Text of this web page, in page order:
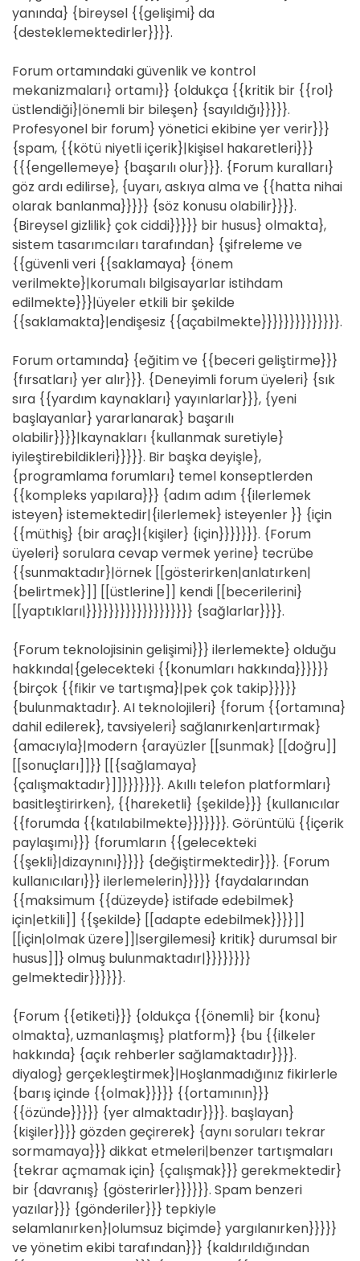
yanında} {bireysel {{gelişimi} da
{desteklemektedirler}}}}.
Forum ortamındaki güvenlik ve kontrol
mekanizmaları} ortamı}} {oldukça {{kritik bir {{rol}
üstlendiği}|önemli bir bileşen} {sayıldığı}}}}}.
Profesyonel bir forum} yönetici ekibine yer verir}}}
{spam, {{kötü niyetli içerik}|kişisel hakaretleri}}}
{{{engellemeye} {başarılı olur}}}. {Forum kuralları}
göz ardı edilirse}, {uyarı, askıya alma ve {{hatta nihai
olarak banlanma}}}}} {söz konusu olabilir}}}}.
{Bireysel gizlilik} çok ciddi}}}}} bir husus} olmakta},
sistem tasarımcıları tarafından} {şifreleme ve
{{güvenli veri {{saklamaya} {önem
verilmekte}|korumalı bilgisayarlar istihdam
edilmekte}}}|üyeler etkili bir şekilde
{{saklamakta}|endişesiz {{açabilmekte}}}}}}}}}}}}}}.
Forum ortamında} {eğitim ve {{beceri geliştirme}}}
{fırsatları} yer alır}}}. {Deneyimli forum üyeleri} {sık
sıra {{yardım kaynakları} yayınlarlar}}}, {yeni
başlayanlar} yararlanarak} başarılı
olabilir}}}}|kaynakları {kullanmak suretiyle}
iyileştirebildikleri}}}}}. Bir başka deyişle},
{programlama forumları} temel konseptlerden
{{kompleks yapılara}}} {adım adım {{ilerlemek
isteyen} istemektedir|{ilerlemek} isteyenler }} {için
{{müthiş} {bir araç}|{kişiler} {için}}}}}}}. {Forum
üyeleri} sorulara cevap vermek yerine} tecrübe
{{sunmaktadır}|örnek [[gösterirken|anlatırken|
{belirtmek}]] [[üstlerine]] kendi [[becerilerini}
[[yaptıkları|}}}}}}}}}}}}}}}}}}} {sağlarlar}}}}.
{Forum teknolojisinin gelişimi}}} ilerlemekte} olduğu
hakkında|{gelecekteki {{konumları hakkında}}}}}}
{birçok {{fikir ve tartışma}|pek çok takip}}}}}
{bulunmaktadır}. AI teknolojileri} {forum {{ortamına}
dahil edilerek}, tavsiyeleri} sağlanırken|artırmak}
{amacıyla}|modern {arayüzler [[sunmak} [[doğru]]
[[sonuçları]]}} [[{sağlamaya}
{çalışmaktadır}]]}}}}}}}. Akıllı telefon platformları}
basitleştirirken}, {{hareketli} {şekilde}}} {kullanıcılar
{{forumda {{katılabilmekte}}}}}}}. Görüntülü {{içerik
paylaşımı}}} {forumların {{gelecekteki
{{şekli}|dizaynını}}}}} {değiştirmektedir}}}. {Forum
kullanıcıları}}} ilerlemelerin}}}}} {faydalarından
{{maksimum {{düzeyde} istifade edebilmek}
için|etkili]] {{şekilde} [[adapte edebilmek}}}}]]
[[için|olmak üzere]]|sergilemesi} kritik} durumsal bir
husus]]} olmuş bulunmaktadır|}}}}}}}}
gelmektedir}}}}}}.
{Forum {{etiketi}}} {oldukça {{önemli} bir {konu}
olmakta}, uzmanlaşmış} platform}} {bu {{ilkeler
hakkında} {açık rehberler sağlamaktadır}}}}.
diyalog} gerçekleştirmek}|Hoşlanmadığınız fikirlerle
{barış içinde {{olmak}}}}} {{ortamının}}}
{{özünde}}}}} {yer almaktadır}}}}. başlayan}
{kişiler}}}} gözden geçirerek} {aynı soruları tekrar
sormamaya}}} dikkat etmeleri|benzer tartışmaları
{tekrar açmamak için} {çalışmak}}} gerekmektedir}
bir {davranış} {gösterirler}}}}}}. Spam benzeri
yazılar}}} {gönderiler}}} tepkiyle
selamlanırken}|olumsuz biçimde} yargılanırken}}}}}
ve yönetim ekibi tarafından}}} {kaldırıldığından